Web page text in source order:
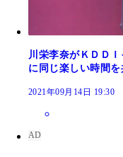
川栄李奈がＫＤＤ
に同じ楽しい時間を
2021年09月14日 19:30